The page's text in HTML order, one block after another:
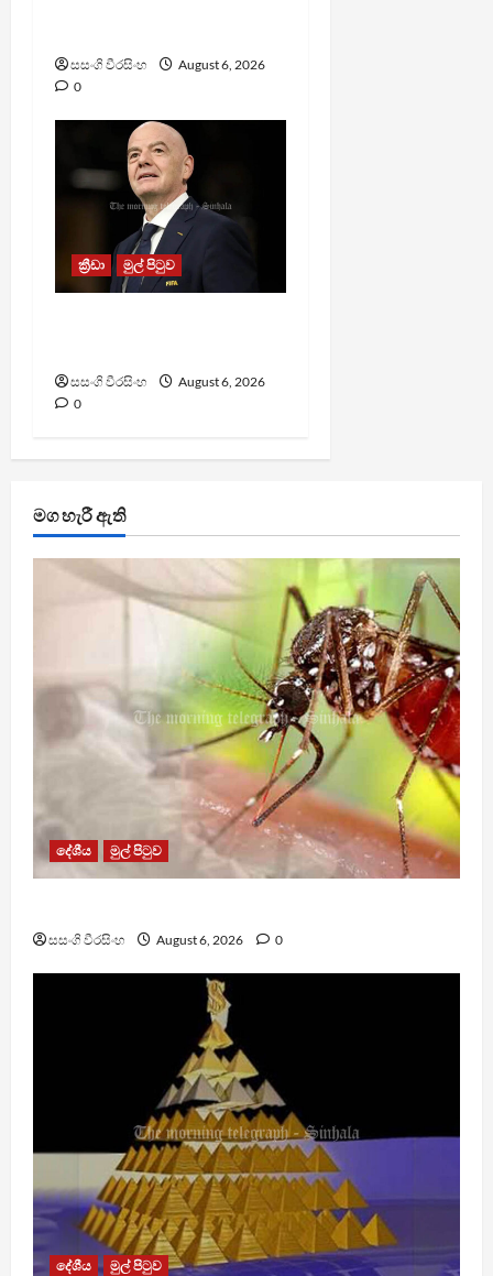
සසංගි වීරසිංහ
August 6, 2026
0
ක්‍රීඩා මුල් පිටුව
සසංගි වීරසිංහ
August 6, 2026
0
මග හැරී ඇති
දේශීය මුල් පිටුව
සසංගි වීරසිංහ August 6, 2026 0
දේශීය මුල් පිටුව